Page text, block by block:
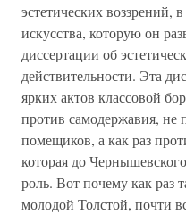
эстетических воззрений,
искусства, которую он
диссертации об
действительности. Эта
ярких актов классовой
против самодержавия, не
помещиков, а как раз
которая до
роль. Вот почему как раз
молодой Толстой, почти